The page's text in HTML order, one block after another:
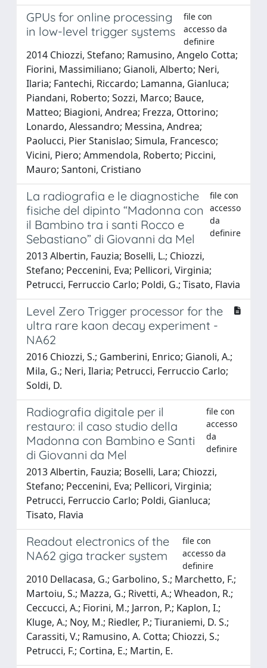
GPUs for online processing
in low-level trigger systems
file con
accesso da
definire
2014 Chiozzi, Stefano; Ramusino, Angelo Cotta;
Fiorini, Massimiliano; Gianoli, Alberto; Neri,
Ilaria; Fantechi, Riccardo; Lamanna, Gianluca;
Piandani, Roberto; Sozzi, Marco; Bauce,
Matteo; Biagioni, Andrea; Frezza, Ottorino;
Lonardo, Alessandro; Messina, Andrea;
Paolucci, Pier Stanislao; Simula, Francesco;
Vicini, Piero; Ammendola, Roberto; Piccini,
Mauro; Santoni, Cristiano
La radiografia e le diagnostiche
fisiche del dipinto “Madonna con
il Bambino tra i santi Rocco e
Sebastiano” di Giovanni da Mel
file con
accesso
da
definire
2013 Albertin, Fauzia; Boselli, L.; Chiozzi,
Stefano; Peccenini, Eva; Pellicori, Virginia;
Petrucci, Ferruccio Carlo; Poldi, G.; Tisato, Flavia
Level Zero Trigger processor for the
ultra rare kaon decay experiment -
NA62
2016 Chiozzi, S.; Gamberini, Enrico; Gianoli, A.;
Mila, G.; Neri, Ilaria; Petrucci, Ferruccio Carlo;
Soldi, D.
Radiografia digitale per il
restauro: il caso studio della
Madonna con Bambino e Santi
di Giovanni da Mel
file con
accesso
da
definire
2013 Albertin, Fauzia; Boselli, Lara; Chiozzi,
Stefano; Peccenini, Eva; Pellicori, Virginia;
Petrucci, Ferruccio Carlo; Poldi, Gianluca;
Tisato, Flavia
Readout electronics of the
NA62 giga tracker system
file con
accesso da
definire
2010 Dellacasa, G.; Garbolino, S.; Marchetto, F.;
Martoiu, S.; Mazza, G.; Rivetti, A.; Wheadon, R.;
Ceccucci, A.; Fiorini, M.; Jarron, P.; Kaplon, I.;
Kluge, A.; Noy, M.; Riedler, P.; Tiuraniemi, D. S.;
Carassiti, V.; Ramusino, A. Cotta; Chiozzi, S.;
Petrucci, F.; Cortina, E.; Martin, E.